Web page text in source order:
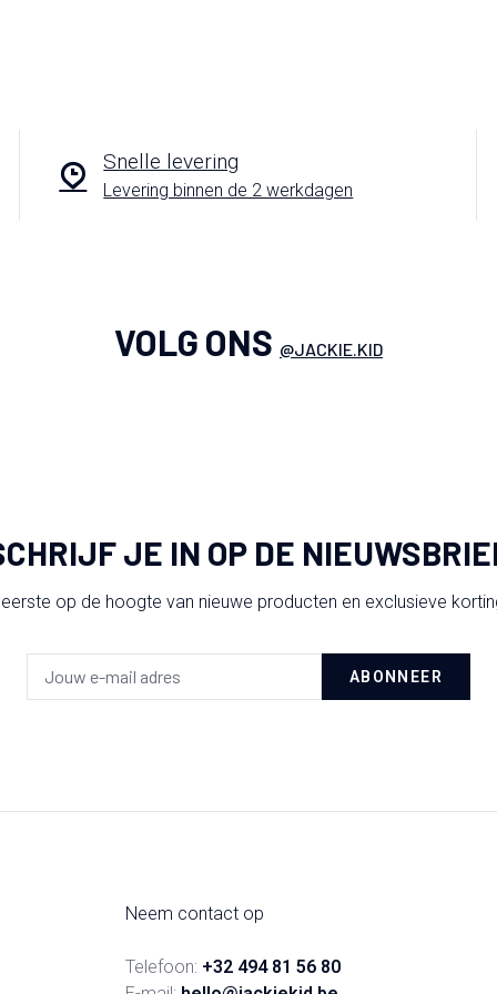
Snelle levering
Levering binnen de 2 werkdagen
VOLG ONS @JACKIE.KID
JE IN OP DE
op de hoogte van nieuwe producten en exclusieve
ABONNEER
Neem contact op
Telefoon: +32 494 81 56 80